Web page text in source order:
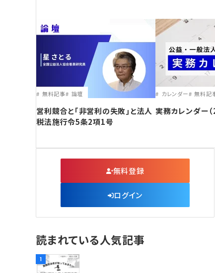
無料記事 論壇
営利競合と｢非営利の失敗｣と法人
税法施行令5条2項1号
カレンダー 無料記
実務カレンダー
無料登録
ログイン
読まれている人気記事
1